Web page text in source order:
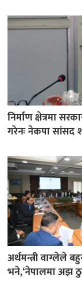
निर्माण क्षेत्रमा
गरेनः नेकपा सांसद
अर्थमन्त्री वाग्लेले
भने,‘नेपालमा अझ